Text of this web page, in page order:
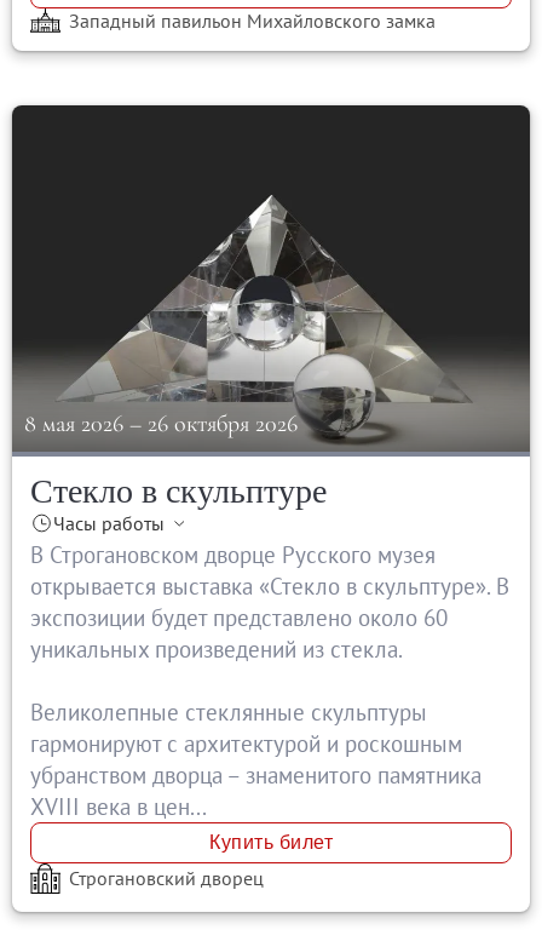
Западный павильон Михайловского замка
8 мая 2026 – 26 октября 2026
Стекло в скульптуре
Часы работы
В Строгановском дворце Русского музея
открывается выставка «Стекло в скульптуре». В
экспозиции будет представлено около 60
уникальных произведений из стекла.
Великолепные стеклянные скульптуры
гармонируют с архитектурой и роскошным
убранством дворца – знаменитого памятника
XVIII века в цен...
Купить билет
Строгановский дворец